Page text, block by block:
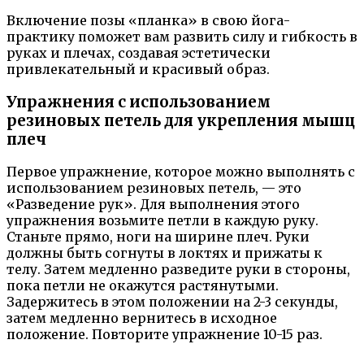
Включение позы «планка» в свою йога-
практику поможет вам развить силу и гибкость в
руках и плечах, создавая эстетически
привлекательный и красивый образ.
Упражнения с использованием
резиновых петель для укрепления мышц
плеч
Первое упражнение, которое можно выполнять с
использованием резиновых петель, — это
«Разведение рук». Для выполнения этого
упражнения возьмите петли в каждую руку.
Станьте прямо, ноги на ширине плеч. Руки
должны быть согнуты в локтях и прижаты к
телу. Затем медленно разведите руки в стороны,
пока петли не окажутся растянутыми.
Задержитесь в этом положении на 2-3 секунды,
затем медленно вернитесь в исходное
положение. Повторите упражнение 10-15 раз.